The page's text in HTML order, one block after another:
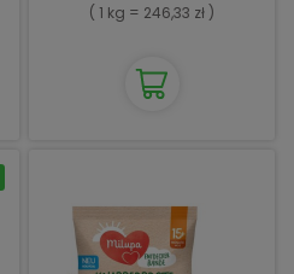
( 1 kg = 246,33 zł )